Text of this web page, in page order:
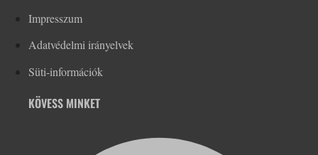
Impresszum
Adatvédelmi irányelvek
Süti-információk
KÖVESS MINKET